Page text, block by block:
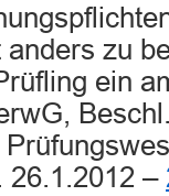
zu
ein
26.1.2012 –